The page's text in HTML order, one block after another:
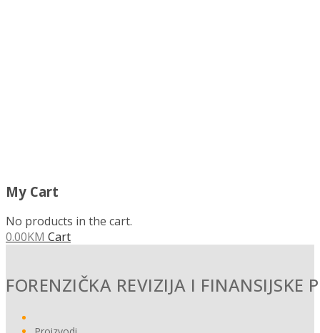
My Cart
No products in the cart.
0.00KM Cart
FORENZIČKA REVIZIJA I FINANSIJSKE